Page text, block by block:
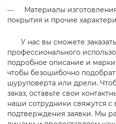
Материалы
покрытия и прочие
У нас вы сможете
профессионального
подробное описание и
чтобы безошибочно
шуруповерта или дрели.
заказ, оставьте свои
наши сотрудники свяжутся
подтверждения заявки. Мы